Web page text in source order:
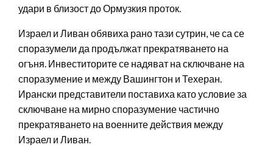
удари в близост до Ормузкия проток.
Израел и Ливан обявиха рано тази сутрин, че са се
споразумели да продължат прекратяването на
огъня. Инвеститорите се надяват на сключване на
споразумение и между Вашингтон и Техеран.
Ирански представители поставиха като условие за
сключване на мирно споразумение частично
прекратяването на военните действия между
Израел и Ливан.